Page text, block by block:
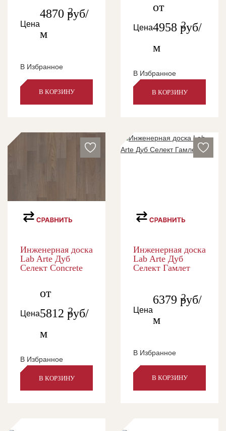
Цена
4870 руб/
м
2
В Избранное
В КОРЗИНУ
Цена
от
4958 руб/
м
2
В Избранное
В КОРЗИНУ
Инженерная доска
Lab Arte Дуб
Селект Concrete
Цена
от
5812 руб/
м
2
В Избранное
В КОРЗИНУ
Инженерная доска
Lab Arte Дуб
Селект Гамлет
Цена
6379 руб/
м
2
В Избранное
В КОРЗИНУ